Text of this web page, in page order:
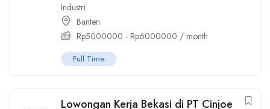
Industri
Banten
Rp5000000 - Rp6000000 / month
Full Time
Lowongan Kerja Bekasi di PT Cinjoe